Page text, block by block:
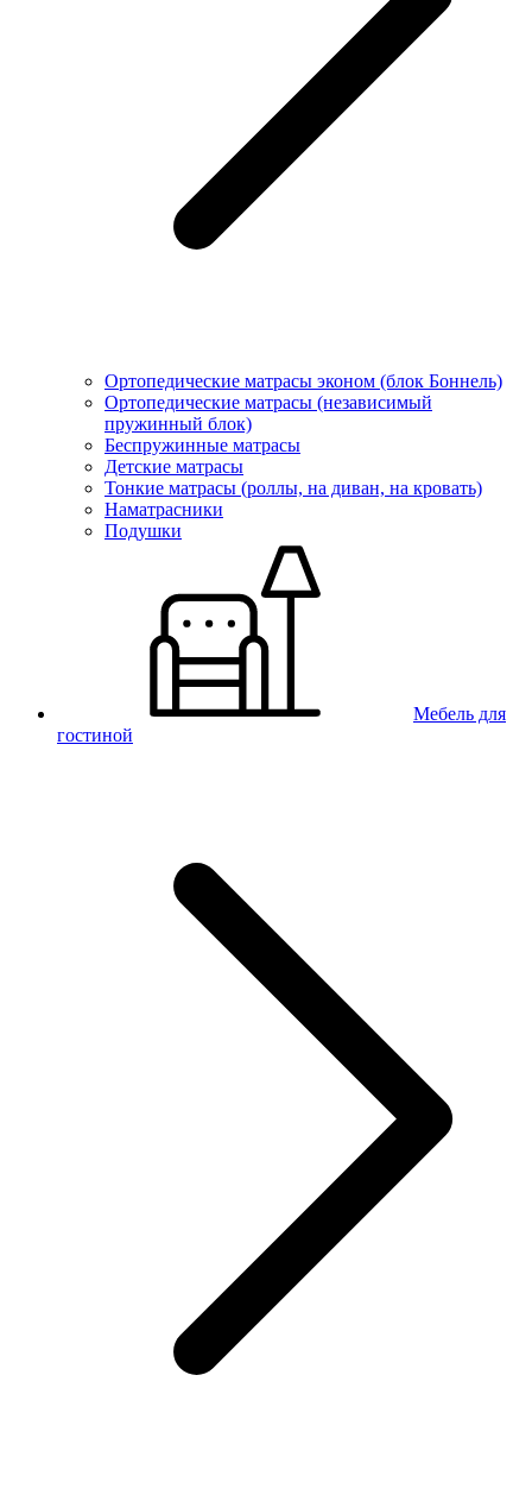
Ортопедические матрасы эконом (блок Боннель)
Ортопедические матрасы (независимый
пружинный блок)
Беcпружинные матрасы
Детские матрасы
Тонкие матрасы (роллы, на диван, на кровать)
Наматрасники
Подушки
Мебель для
гостиной